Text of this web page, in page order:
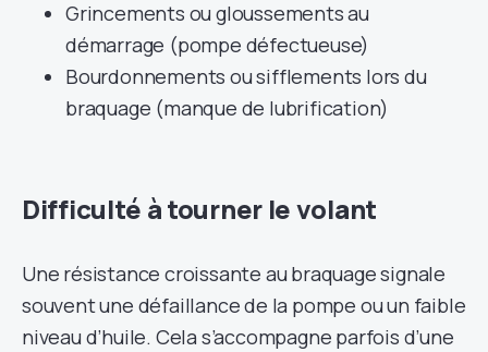
Grincements ou gloussements au
démarrage (pompe défectueuse)
Bourdonnements ou sifflements lors du
braquage (manque de lubrification)
Difficulté à tourner le volant
Une résistance croissante au braquage signale
souvent une défaillance de la pompe ou un faible
niveau d’huile. Cela s’accompagne parfois d’une